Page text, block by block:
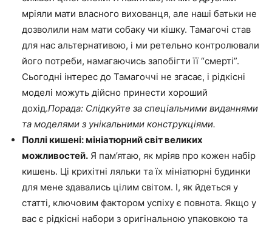
мріяли мати власного вихованця, але наші батьки не
дозволили нам мати собаку чи кішку. Тамагочі став
для нас альтернативою, і ми ретельно контролювали
його потреби, намагаючись запобігти її “смерті”.
Сьогодні інтерес до Тамагоччі не згасає, і рідкісні
моделі можуть дійсно принести хороший
дохід.Порада: Слідкуйте за спеціальними виданнями
та моделями з унікальними конструкціями.
Поллі кишені: мініатюрний світ великих
можливостей. Я пам’ятаю, як мріяв про кожен набір
кишень. Ці крихітні ляльки та їх мініатюрні будинки
для мене здавались цілим світом. І, як йдеться у
статті, ключовим фактором успіху є повнота. Якщо у
вас є рідкісні набори з оригінальною упаковкою та